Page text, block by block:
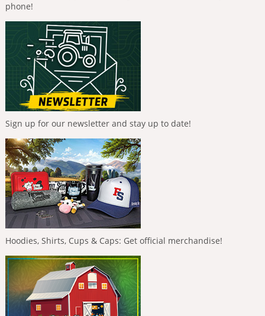
phone!
Sign up for our newsletter and stay up to date!
Hoodies, Shirts, Cups & Caps: Get official merchandise!